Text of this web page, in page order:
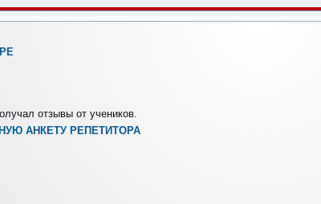
отзывы от учеников.
АНКЕТУ РЕПЕТИТОРА